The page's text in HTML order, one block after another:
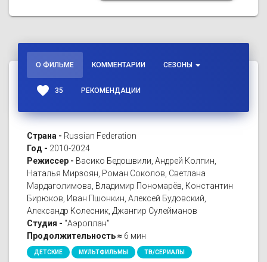
О ФИЛЬМЕ КОММЕНТАРИИ СЕЗОНЫ
favorite 35 РЕКОМЕНДАЦИИ
Страна - Russian Federation
Год - 2010-2024
Режиссер - Васико Бедошвили, Андрей Колпин,
Наталья Мирзоян, Роман Соколов, Светлана
Мардаголимова, Владимир Пономарёв, Константин
Бирюков, Иван Пшонкин, Алексей Будовский,
Александр Колесник, Джангир Сулейманов
Студия - "Аэроплан"
Продолжительность ≈ 6 мин
ДЕТСКИЕ МУЛЬТФИЛЬМЫ ТВ/СЕРИАЛЫ